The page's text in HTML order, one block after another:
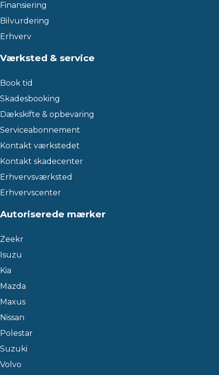
Finansiering
Bilvurdering
Erhverv
Værksted & service
Book tid
Skadesbooking
Dækskifte & opbevaring
Serviceabonnement
Kontakt værkstedet
Kontakt skadecenter
Erhvervsværksted
Erhvervscenter
Autoriserede mærker
Zeekr
Isuzu
Kia
Mazda
Maxus
Nissan
Polestar
Suzuki
Volvo